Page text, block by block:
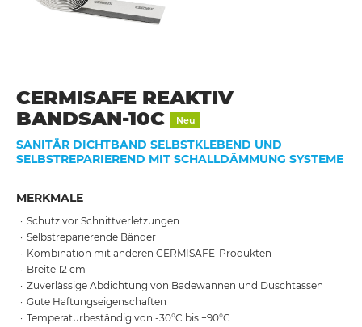
CERMISAFE REAKTIV
BANDSAN-10C
Neu
SANITÄR DICHTBAND SELBSTKLEBEND UND
SELBSTREPARIEREND MIT SCHALLDÄMMUNG SYSTEME
MERKMALE
Schutz vor Schnittverletzungen
Selbstreparierende Bänder
Kombination mit anderen CERMISAFE-Produkten
Breite 12 cm
Zuverlässige Abdichtung von Badewannen und Duschtassen
Gute Haftungseigenschaften
Temperaturbeständig von -30°C bis +90°C